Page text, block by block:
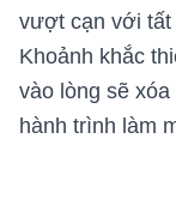
vượt cạn với tất
Khoảnh khắc
vào lòng sẽ
hành trình làm